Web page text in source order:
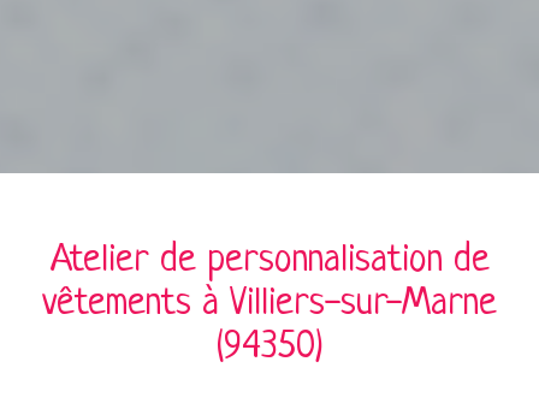
Atelier de personnalisation de
vêtements à Villiers-sur-Marne
(94350)